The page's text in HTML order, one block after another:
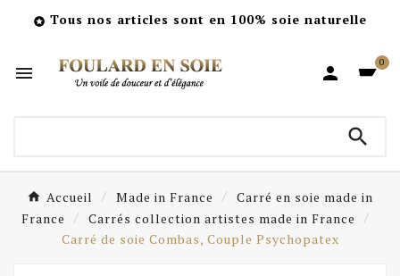
 Tous nos articles sont en 100% soie naturelle
 
0

Accueil Made in France
Carré en soie made in
France
Carrés collection artistes made in France
Carré de soie Combas, Couple Psychopatex